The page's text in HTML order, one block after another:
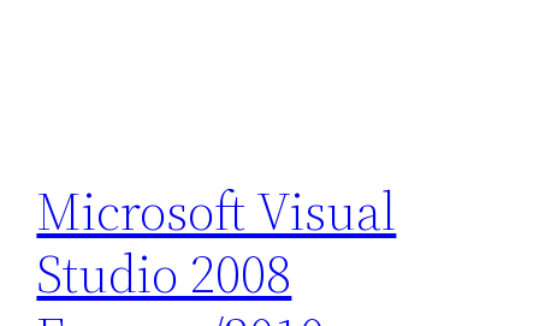
Microsoft Visual
Studio 2008